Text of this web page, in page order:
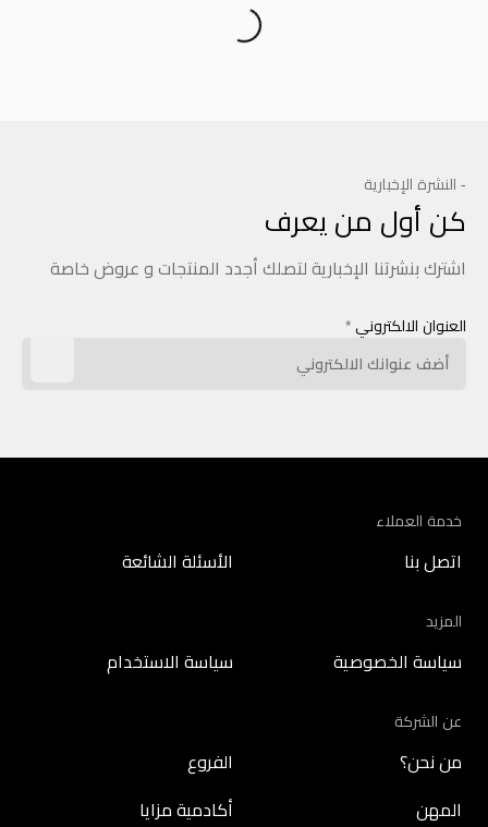
- النشرة الإخبارية
كن أول من يعرف
اشترك بنشرتنا الإخبارية لتصلك أجدد المنتجات و عروض خاصة
العنوان الالكتروني *
خدمة العملاء
اتصل بنا الأسئلة الشائعة
المزيد
سياسة الخصوصية سياسة الاستخدام
عن الشركة
من نحن؟ الفروع
المهن أكادمية مزايا